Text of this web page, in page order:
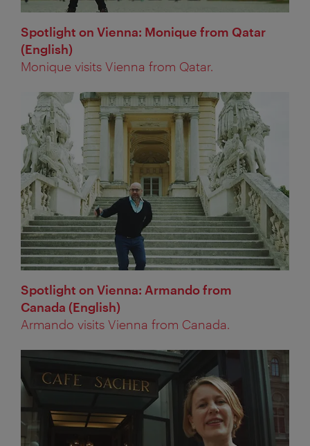
Spotlight on Vienna: Monique from Qatar
(English)
Monique visits Vienna from Qatar.
Spotlight on Vienna: Armando from
Canada (English)
Armando visits Vienna from Canada.